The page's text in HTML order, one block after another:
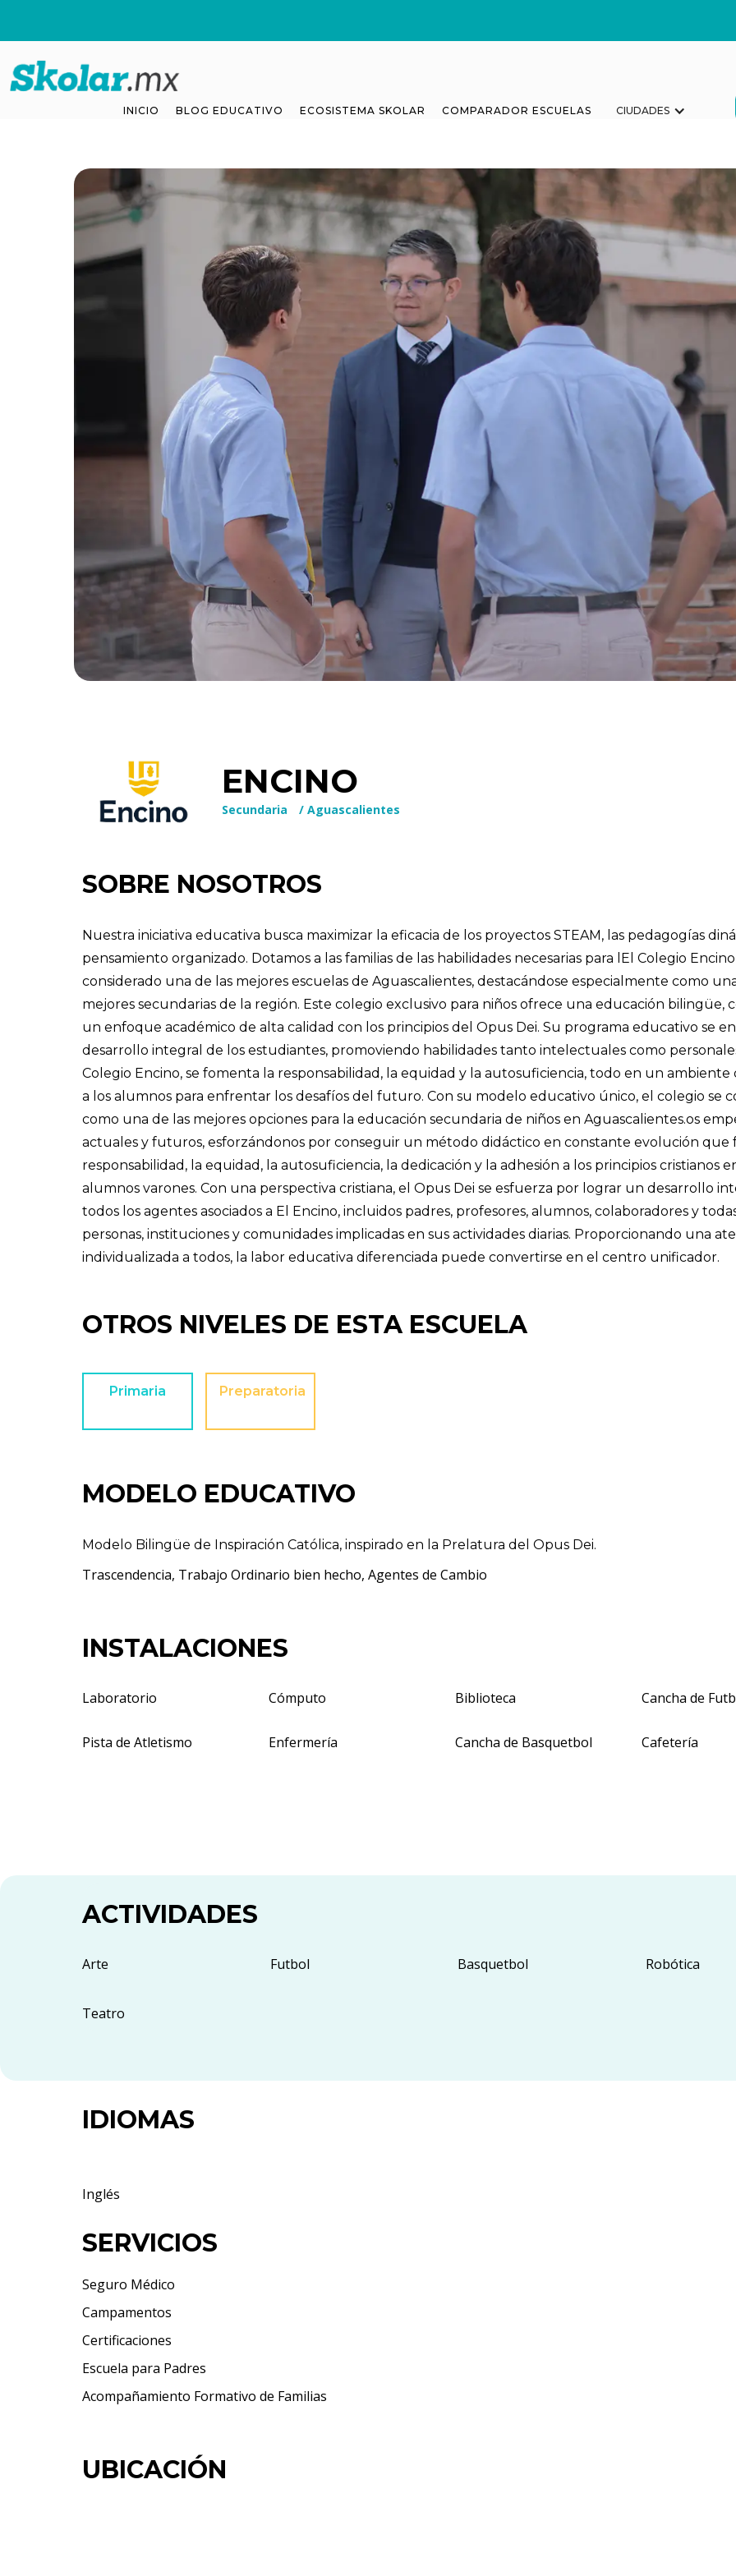
INICIO BLOG EDUCATIVO ECOSISTEMA SKOLAR COMPARADOR ESCUELAS CIUDADES
ENCINO
Secundaria / Aguascalientes
SOBRE NOSOTROS
Nuestra iniciativa educativa busca maximizar la eficacia de los proyectos STEAM, las pedagogías
pensamiento organizado. Dotamos a las familias de las habilidades necesarias para lEl Colegio
considerado una de las mejores escuelas de Aguascalientes, destacándose especialmente como
mejores secundarias de la región. Este colegio exclusivo para niños ofrece una educación bilingüe,
un enfoque académico de alta calidad con los principios del Opus Dei. Su programa educativo se
desarrollo integral de los estudiantes, promoviendo habilidades tanto intelectuales como
Colegio Encino, se fomenta la responsabilidad, la equidad y la autosuficiencia, todo en un
a los alumnos para enfrentar los desafíos del futuro. Con su modelo educativo único, el colegio se
como una de las mejores opciones para la educación secundaria de niños en Aguascalientes.os
actuales y futuros, esforzándonos por conseguir un método didáctico en constante evolución que
responsabilidad, la equidad, la autosuficiencia, la dedicación y la adhesión a los principios cristianos
alumnos varones. Con una perspectiva cristiana, el Opus Dei se esfuerza por lograr un desarrollo
todos los agentes asociados a El Encino, incluidos padres, profesores, alumnos, colaboradores y
personas, instituciones y comunidades implicadas en sus actividades diarias. Proporcionando una
individualizada a todos, la labor educativa diferenciada puede convertirse en el centro unificador.
OTROS NIVELES DE ESTA ESCUELA
Primaria Preparatoria
MODELO EDUCATIVO
Modelo Bilingüe de Inspiración Católica, inspirado en la Prelatura del Opus Dei.
Trascendencia, Trabajo Ordinario bien hecho, Agentes de Cambio
INSTALACIONES
Laboratorio Cómputo Biblioteca Cancha de
Pista de Atletismo Enfermería Cancha de Basquetbol Cafetería
ACTIVIDADES
Arte Futbol Basquetbol Robótica
Teatro
IDIOMAS
Inglés
SERVICIOS
Seguro Médico
Campamentos
Certificaciones
Escuela para Padres
Acompañamiento Formativo de Familias
UBICACIÓN